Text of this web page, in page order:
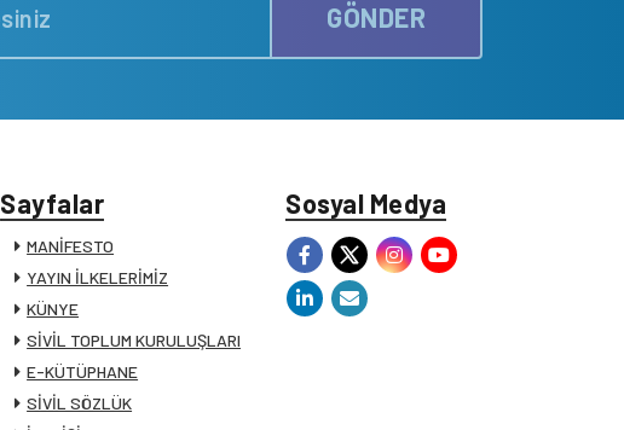
GÖNDER
Sayfalar
MANİFESTO
YAYIN İLKELERİMİZ
KÜNYE
SİVİL TOPLUM KURULUŞLARI
E-KÜTÜPHANE
SİVİL SÖZLÜK
Sosyal Medya